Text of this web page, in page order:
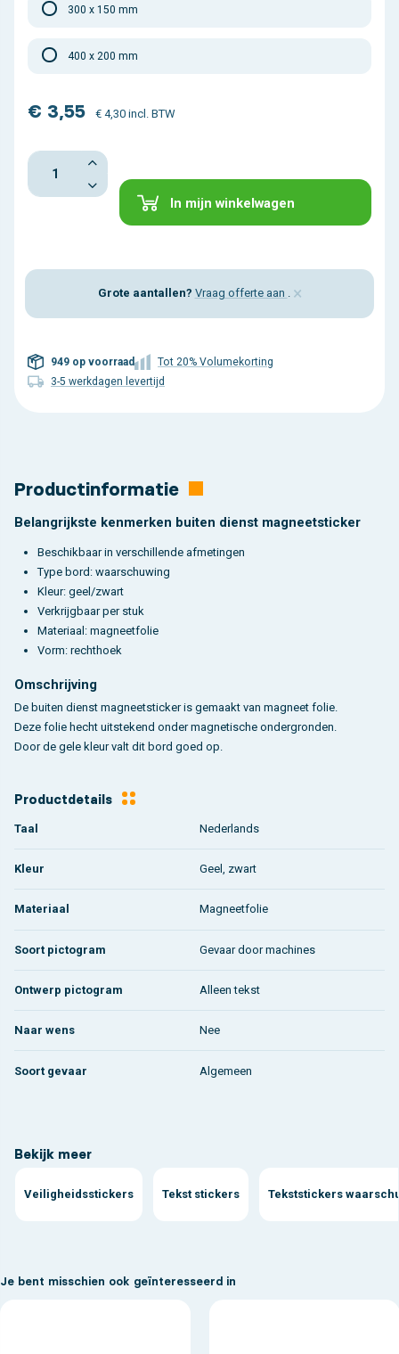
300 x 150 mm
400 x 200 mm
€ 3,55 € 4,30 incl. BTW
In mijn winkelwagen
Grote aantallen? Vraag offerte aan . ×
949 op voorraad
Tot 20% Volumekorting
3-5 werkdagen levertijd
Productinformatie
Belangrijkste kenmerken buiten dienst magneetsticker
Beschikbaar in verschillende afmetingen
Type bord: waarschuwing
Kleur: geel/zwart
Verkrijgbaar per stuk
Materiaal: magneetfolie
Vorm: rechthoek
Omschrijving
De buiten dienst magneetsticker is gemaakt van magneet folie.
Deze folie hecht uitstekend onder magnetische ondergronden.
Door de gele kleur valt dit bord goed op.
Productdetails
Taal Nederlands
Kleur Geel, zwart
Materiaal Magneetfolie
Soort pictogram Gevaar door machines
Ontwerp pictogram Alleen tekst
Naar wens Nee
Soort gevaar Algemeen
Bekijk meer
Veiligheidsstickers Tekst stickers Tekststickers
Je bent misschien ook geïnteresseerd in